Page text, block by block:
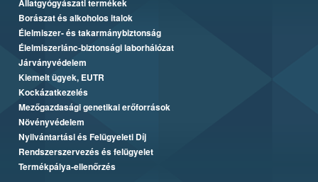
Állatgyógyászati termékek
Borászat és alkoholos italok
Élelmiszer- és takarmánybiztonság
Élelmiszerlánc-biztonsági laborhálózat
Járványvédelem
Kiemelt ügyek, EUTR
Kockázatkezelés
Mezőgazdasági genetikai erőforrások
Növényvédelem
Nyilvántartási és Felügyeleti Díj
Rendszerszervezés és felügyelet
Termékpálya-ellenőrzés